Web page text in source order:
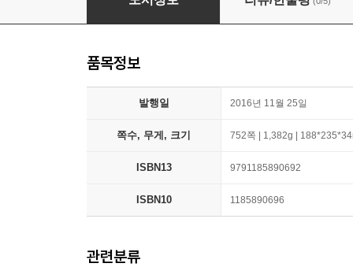
품목정보
발행일 2016년 11월 25일
쪽수, 무게, 크기 752쪽 | 1,382g |
ISBN13 9791185890692
ISBN10 1185890696
관련분류